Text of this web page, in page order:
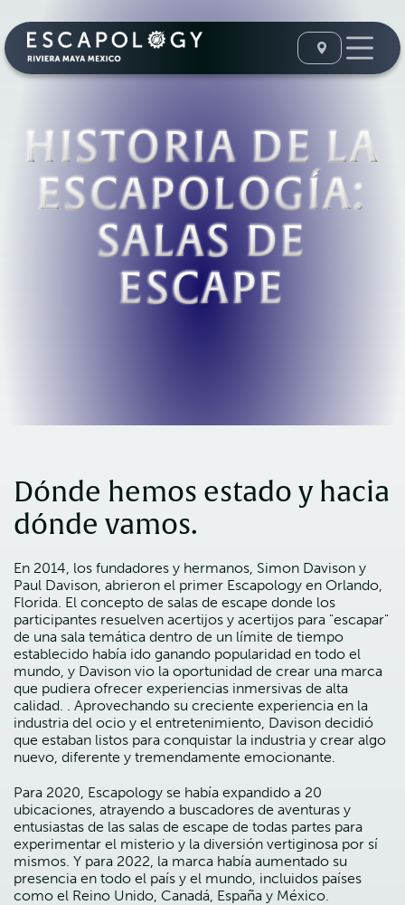
HISTORIA DE LA
ESCAPOLOGÍA:
SALAS DE
ESCAPE
Dónde hemos estado y hacia
dónde vamos.
En 2014, los fundadores y hermanos, Simon Davison y
Paul Davison, abrieron el primer Escapology en Orlando,
Florida. El concepto de salas de escape donde los
participantes resuelven acertijos y acertijos para "escapar"
de una sala temática dentro de un límite de tiempo
establecido había ido ganando popularidad en todo el
mundo, y Davison vio la oportunidad de crear una marca
que pudiera ofrecer experiencias inmersivas de alta
calidad. . Aprovechando su creciente experiencia en la
industria del ocio y el entretenimiento, Davison decidió
que estaban listos para conquistar la industria y crear algo
nuevo, diferente y tremendamente emocionante.
Para 2020, Escapology se había expandido a 20
ubicaciones, atrayendo a buscadores de aventuras y
entusiastas de las salas de escape de todas partes para
experimentar el misterio y la diversión vertiginosa por sí
mismos. Y para 2022, la marca había aumentado su
presencia en todo el país y el mundo, incluidos países
como el Reino Unido, Canadá, España y México.